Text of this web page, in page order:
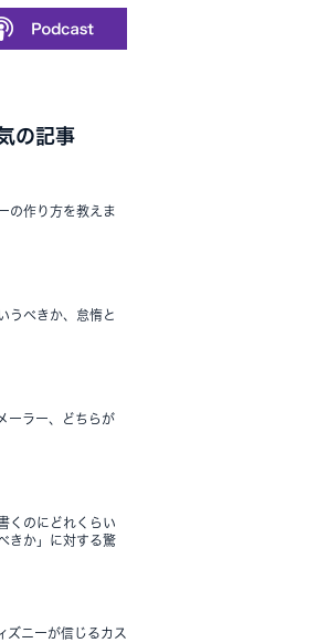
の記事
の作り方を教えま
うべきか、怠惰と
ーラー、どちらが
くのにどれくらい
きか」に対する驚
ズニーが信じるカス